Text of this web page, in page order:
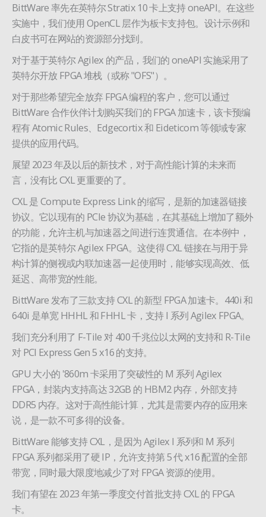
BittWare 率先在英特尔 Stratix 10 卡上支持 oneAPI。在这些
实施中，我们使用 OpenCL 层作为板卡支持包。设计示例和
白皮书可在网站的资源部分找到。
对于基于英特尔 Agilex 的产品，我们的 oneAPI 实施采用了
英特尔开放 FPGA 堆栈（或称 "OFS"）。
对于那些希望完全放弃 FPGA 编程的客户，您可以通过
BittWare 合作伙伴计划购买我们的 FPGA 加速卡，该卡预编
程有 Atomic Rules、Edgecortix 和 Eideticom 等领域专家
提供的应用代码。
展望 2023 年及以后的新技术，对于高性能计算的未来而
言，没有比 CXL 更重要的了。
CXL 是 Compute Express Link 的缩写，是新的加速器链接
协议。它以现有的 PCIe 协议为基础，在其基础上增加了额外
的功能，允许主机与加速器之间进行连贯通信。在本例中，
它指的是英特尔 Agilex FPGA。这使得 CXL 链接在与用于异
构计算的侧视或内联加速器一起使用时，能够实现高效、低
延迟、高带宽的性能。
BittWare 发布了三款支持 CXL 的新型 FPGA 加速卡。440i 和
640i 是单宽 HHHL 和 FHHL 卡，支持 I 系列 Agilex FPGA。
我们充分利用了 F-Tile 对 400 千兆位以太网的支持和 R-Tile
对 PCI Express Gen 5 x16 的支持。
GPU 大小的 '860m 卡采用了突破性的 M 系列 Agilex
FPGA，封装内支持高达 32GB 的 HBM2 内存，外部支持
DDR5 内存。这对于高性能计算，尤其是需要内存的应用来
说，是一款不可多得的设备。
BittWare 能够支持 CXL，是因为 Agilex I 系列和 M 系列
FPGA 系列都采用了硬 IP，允许支持第 5 代 x16 配置的全部
带宽，同时最大限度地减少了对 FPGA 资源的使用。
我们有望在 2023 年第一季度交付首批支持 CXL 的 FPGA
卡。